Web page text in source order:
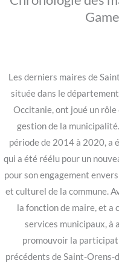
Les derniers maires de
située dans le
Occitanie, ont joué un
gestion de la
période de 2014 à 2020, a
qui a été réélu pour un
pour son engagement
et culturel de la commune.
la fonction de maire, et a
services municipaux,
promouvoir la
précédents de Saint-